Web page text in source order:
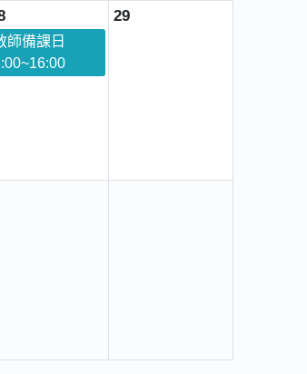
師備課日
29